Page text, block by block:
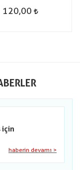
120,00
için
haberin devamı >